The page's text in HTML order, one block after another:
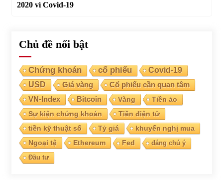
2020 vì Covid-19
Chủ đề nổi bật
Chứng khoán cổ phiếu
Covid-19
USD
Giá vàng Cổ phiếu cần quan tâm
VN-Index Bitcoin Vàng
Tiền ảo
Sự kiện chứng khoán
Tiền điện tử
tiền kỹ thuật số
Tỷ giá
khuyến nghị mua
Ngoại tệ
Ethereum Fed
đáng chú ý
Đầu tư